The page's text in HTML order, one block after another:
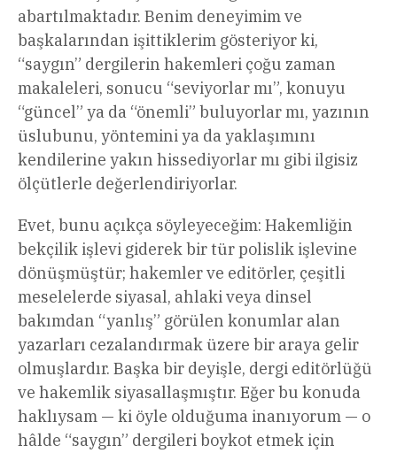
abartılmaktadır. Benim deneyimim ve
başkalarından işittiklerim gösteriyor ki,
“saygın” dergilerin hakemleri çoğu zaman
makaleleri, sonucu “seviyorlar mı”, konuyu
“güncel” ya da “önemli” buluyorlar mı, yazının
üslubunu, yöntemini ya da yaklaşımını
kendilerine yakın hissediyorlar mı gibi ilgisiz
ölçütlerle değerlendiriyorlar.
Evet, bunu açıkça söyleyeceğim: Hakemliğin
bekçilik işlevi giderek bir tür polislik işlevine
dönüşmüştür; hakemler ve editörler, çeşitli
meselelerde siyasal, ahlaki veya dinsel
bakımdan “yanlış” görülen konumlar alan
yazarları cezalandırmak üzere bir araya gelir
olmuşlardır. Başka bir deyişle, dergi editörlüğü
ve hakemlik siyasallaşmıştır. Eğer bu konuda
haklıysam — ki öyle olduğuma inanıyorum — o
hâlde “saygın” dergileri boykot etmek için